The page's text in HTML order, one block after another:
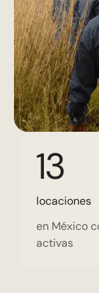
13
locaciones
en México
activas